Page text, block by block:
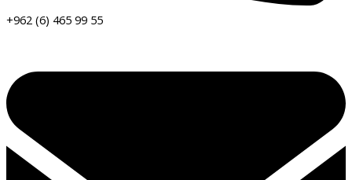
+962 (6) 465 99 55